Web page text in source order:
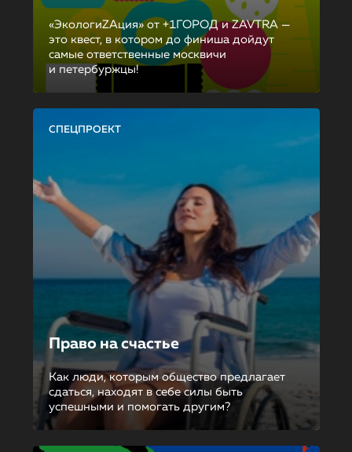
«ЭкологиZAция» от +1ГОРОД и ZAVTRA —
это квест, в котором до финиша дойдут
самые ответственные москвичи
и петербуржцы!
СПЕЦПРОЕКТ
Право на счастье
Как люди, которым общество предлагает
сдаться, находят в себе силы быть
успешными и помогать другим?